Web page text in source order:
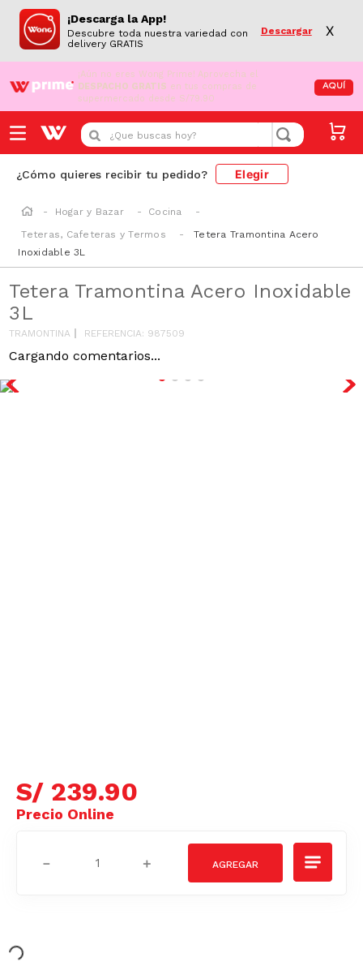
¡Descarga la App!
Descubre toda nuestra variedad con
delivery GRATIS
Descargar X
¡Aún no eres Wong Prime! Aprovecha el
DESPACHO GRATIS en tus compras de
supermercado desde S/79.90
AQUÍ
¿Que buscas hoy?
¿Cómo quieres recibir tu pedido? Elegir
Hogar y Bazar
Cocina
Teteras, Cafeteras y Termos
Tetera Tramontina Acero
Inoxidable 3L
Tetera Tramontina Acero Inoxidable
3L
TRAMONTINA REFERENCIA: 987509
Cargando comentarios...
S/ 239.90
＋
－